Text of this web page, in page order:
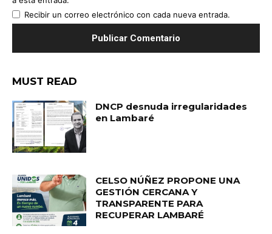
Recibir un correo electrónico con cada nueva entrada.
MUST READ
DNCP desnuda irregularidades
en Lambaré
CELSO NÚÑEZ PROPONE UNA
GESTIÓN CERCANA Y
TRANSPARENTE PARA
RECUPERAR LAMBARÉ